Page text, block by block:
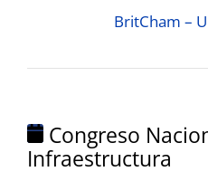
Misiones comerciales
Servicios
BritCham –
Congreso
Infraestructura